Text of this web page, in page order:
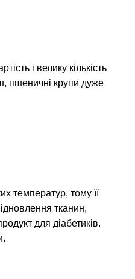
і велику кількість
пшеничні крупи дуже
температур, тому її
тканин,
для діабетиків.